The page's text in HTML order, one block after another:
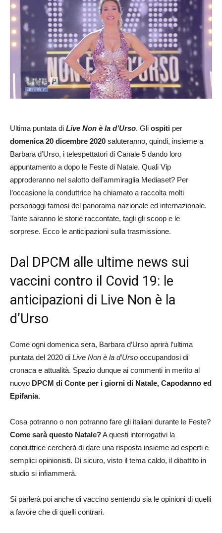
Ultima puntata di Live Non è la d’Urso. Gli ospiti per
domenica 20 dicembre 2020 saluteranno, quindi, insieme a
Barbara d’Urso, i telespettatori di Canale 5 dando loro
appuntamento a dopo le Feste di Natale. Quali Vip
approderanno nel salotto dell’ammiraglia Mediaset? Per
l’occasione la conduttrice ha chiamato a raccolta molti
personaggi famosi del panorama nazionale ed internazionale.
Tante saranno le storie raccontate, tagli gli scoop e le
sorprese. Ecco le anticipazioni sulla trasmissione.
Dal DPCM alle ultime news sui
vaccini contro il Covid 19: le
anticipazioni di Live Non è la
d’Urso
Come ogni domenica sera, Barbara d’Urso aprirà l’ultima
puntata del 2020 di Live Non è la d’Urso occupandosi di
cronaca e attualità. Spazio dunque ai commenti in merito al
nuovo DPCM di Conte per i giorni di Natale, Capodanno ed
Epifania.
Cosa potranno o non potranno fare gli italiani durante le Feste?
Come sarà questo Natale?A questi interrogativi la
conduttrice cercherà di dare una risposta insieme ad esperti e
semplici opinionisti. Di sicuro, visto il tema caldo, il dibattito in
studio si infiammerà.
Si parlerà poi anche di vaccino sentendo sia le opinioni di quelli
a favore che di quelli contrari.